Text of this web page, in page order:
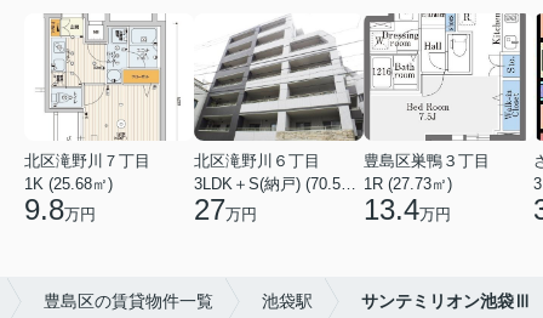
北区滝野川７丁目
1K (25.68㎡)
9.8万円
北区滝野川６丁目
27万円
豊島区巣鴨３丁目
1R (27.73㎡)
13.4万円
豊島区の賃貸物件一覧 池袋駅 サンテミリオン池袋Ⅲ